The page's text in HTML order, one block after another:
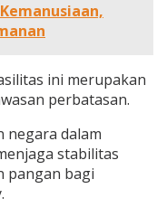
ini merupakan
perbatasan.
negara dalam
stabilitas
pangan bagi